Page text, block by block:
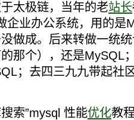
太极链，当年的老站长
企业办公系统，用的是
做成。后来转做一统
那个），还是MySQL
；去四三九九带起社
索”mysql 性能优化教